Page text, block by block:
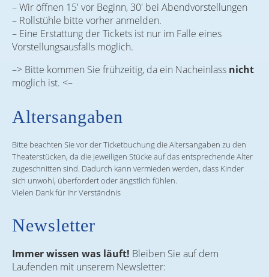
– Wir öffnen 15′ vor Beginn, 30′ bei Abendvorstellungen
– Rollstühle bitte vorher anmelden.
– Eine Erstattung der Tickets ist nur im Falle eines
Vorstellungsausfalls möglich.
–> Bitte kommen Sie frühzeitig, da ein Nacheinlass nicht
möglich ist. <–
Altersangaben
Bitte beachten Sie vor der Ticketbuchung die Altersangaben zu den
Theaterstücken, da die jeweiligen Stücke auf das entsprechende Alter
zugeschnitten sind. Dadurch kann vermieden werden, dass Kinder
sich unwohl, überfordert oder ängstlich fühlen.
Vielen Dank für Ihr Verständnis
Newsletter
Immer wissen was läuft! Bleiben Sie auf dem
Laufenden mit unserem Newsletter: